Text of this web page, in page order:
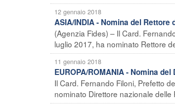
12 gennaio 2018
ASIA/INDIA - Nomina del
(Agenzia Fides) – Il Card.
luglio 2017, ha nominato Rettore
11 gennaio 2018
EUROPA/ROMANIA - Nomina
Il Card. Fernando Filoni, Prefetto
nominato Direttore nazionale delle